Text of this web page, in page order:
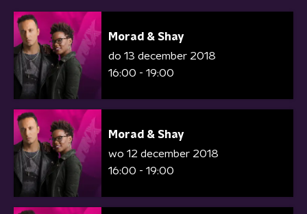
Morad & Shay
do 13 december 2018
16:00 - 19:00
Morad & Shay
wo 12 december 2018
16:00 - 19:00